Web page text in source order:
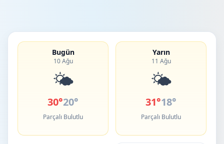
Bugün
10 Ağu
🌤️
30°20°
Parçalı Bulutlu
Yarın
11 Ağu
🌤️
31°18°
Parçalı Bulutlu